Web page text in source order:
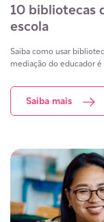
10 bibliotecas
escola
Saiba como usar
mediação do educador
Saiba mais